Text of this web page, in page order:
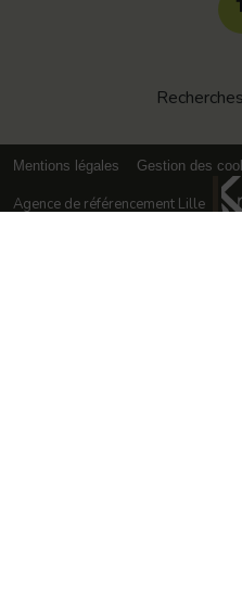
Mentions légales Gestion des
Agence de référencement Lille